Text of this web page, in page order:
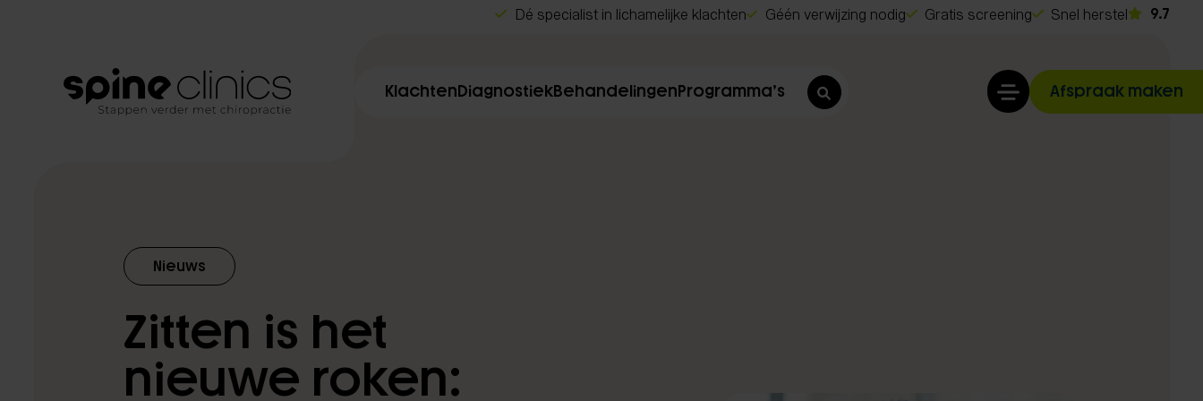
Dé specialist in lichamelijke klachten Géén verwijzing nodig Gratis screening Snel herstel 9.7
KlachtenDiagnostiekBehandelingenProgramma’s Afspraak maken
Behandelingen
Programma’s
Spine Clinics
Nieuws
Zitten is het
nieuwe roken: